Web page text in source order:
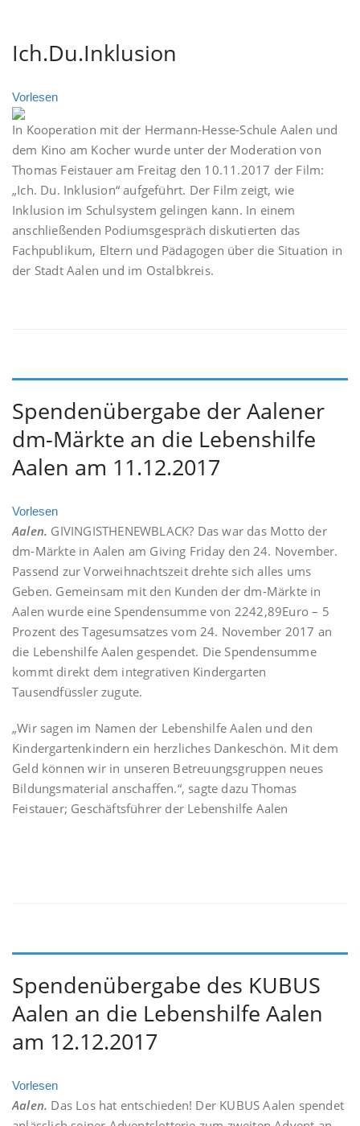
Ich.Du.Inklusion
Vorlesen
In Kooperation mit der Hermann-Hesse-Schule Aalen und
dem Kino am Kocher wurde unter der Moderation von
Thomas Feistauer am Freitag den 10.11.2017 der Film:
„Ich. Du. Inklusion“ aufgeführt. Der Film zeigt, wie
Inklusion im Schulsystem gelingen kann. In einem
anschließenden Podiumsgespräch diskutierten das
Fachpublikum, Eltern und Pädagogen über die Situation in
der Stadt Aalen und im Ostalbkreis.
Spendenübergabe der Aalener
dm-Märkte an die Lebenshilfe
Aalen am 11.12.2017
Vorlesen
Aalen. GIVINGISTHENEWBLACK? Das war das Motto der
dm-Märkte in Aalen am Giving Friday den 24. November.
Passend zur Vorweihnachtszeit drehte sich alles ums
Geben. Gemeinsam mit den Kunden der dm-Märkte in
Aalen wurde eine Spendensumme von 2242,89Euro – 5
Prozent des Tagesumsatzes vom 24. November 2017 an
die Lebenshilfe Aalen gespendet. Die Spendensumme
kommt direkt dem integrativen Kindergarten
Tausendfüssler zugute.
„Wir sagen im Namen der Lebenshilfe Aalen und den
Kindergartenkindern ein herzliches Dankeschön. Mit dem
Geld können wir in unseren Betreuungsgruppen neues
Bildungsmaterial anschaffen.“, sagte dazu Thomas
Feistauer; Geschäftsführer der Lebenshilfe Aalen
Spendenübergabe des KUBUS
Aalen an die Lebenshilfe Aalen
am 12.12.2017
Vorlesen
Aalen. Das Los hat entschieden! Der KUBUS Aalen spendet